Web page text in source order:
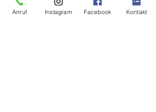
gibt es mehr zu entdecken als man auf
den ersten Blick erwartet. Von
Anruf Instagram Facebook Kontakt